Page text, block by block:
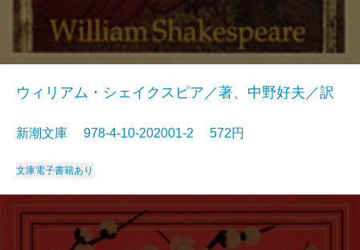
ウィリアム・シェイクスピア／著、中野好夫／訳
新潮文庫 978-4-10-202001-2 572円
文庫電子書籍あり